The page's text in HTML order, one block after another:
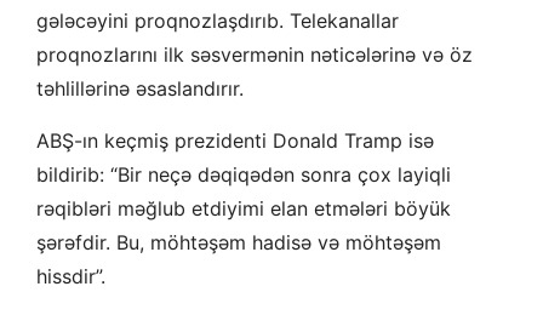
gələcəyini proqnozlaşdırıb. Telekanallar
proqnozlarını ilk səsvermənin nəticələrinə və öz
təhlillərinə əsaslandırır.
ABŞ-ın keçmiş prezidenti Donald Tramp isə
bildirib: “Bir neçə dəqiqədən sonra çox layiqli
rəqibləri məğlub etdiyimi elan etmələri böyük
şərəfdir. Bu, möhtəşəm hadisə və möhtəşəm
hissdir”.